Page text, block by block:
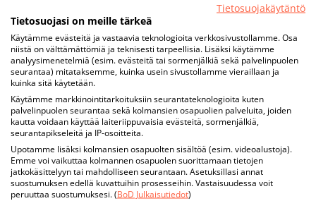
Tietosuojakäytäntö
Tietosuojasi on meille tärkeä
Käytämme evästeitä ja vastaavia teknologioita verkkosivustollamme. Osa
niistä on välttämättömiä ja teknisesti tarpeellisia. Lisäksi käytämme
analyysimenetelmiä (esim. evästeitä tai sormenjälkiä sekä palvelinpuolen
seurantaa) mitataksemme, kuinka usein sivustollamme vieraillaan ja
kuinka sitä käytetään.
Käytämme markkinointitarkoituksiin seurantateknologioita kuten
palvelinpuolen seurantaa sekä kolmansien osapuolien palveluita, joiden
kautta voidaan käyttää laiteriippuvaisia evästeitä, sormenjälkiä,
seurantapikseleitä ja IP-osoitteita.
Upotamme lisäksi kolmansien osapuolten sisältöä (esim. videoalustoja).
Emme voi vaikuttaa kolmannen osapuolen suorittamaan tietojen
jatkokäsittelyyn tai mahdolliseen seurantaan. Asetuksillasi annat
suostumuksen edellä kuvattuihin prosesseihin. Vastaisuudessa voit
peruuttaa suostumuksesi. (BoD Julkaisutiedot)